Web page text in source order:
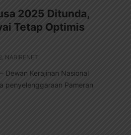
2025 Ditunda,
Tetap Optimis
NABIRENET
Dewan Kerajinan Nasional
penyelenggaraan Pameran